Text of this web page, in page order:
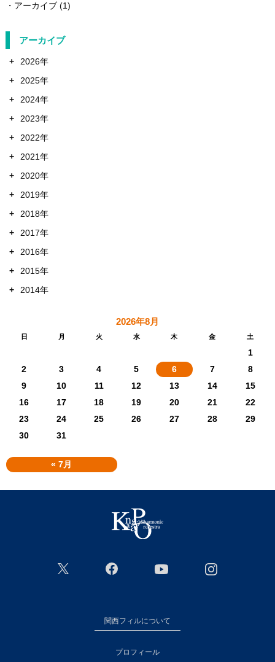
アーカイブ(1)
アーカイブ
+
2026年
+
2025年
+
2024年
+
2023年
+
2022年
+
2021年
+
2020年
+
2019年
+
2018年
+
2017年
+
2016年
+
2015年
+
2014年
2026年8月
日 月 火 水 木 金 土
« 7月
1
2
3 4 5 6 7
8
9
10 11 12 13 14
15
16
17 18 19 20 21
22
23
24 25 26 27 28
29
30
31
関西フィルについて
プロフィール